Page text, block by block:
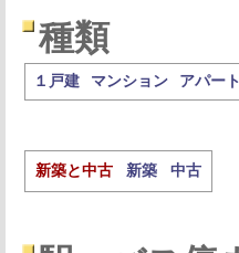
種類
１戸建 マンション アパート
新築と中古 新築 中古